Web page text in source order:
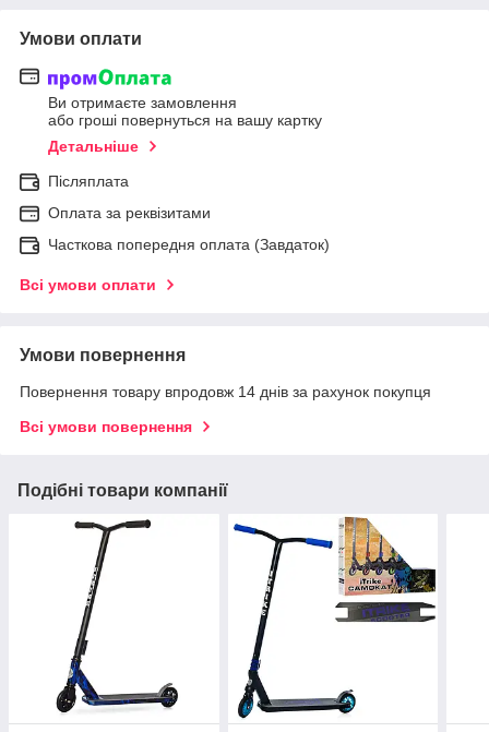
Умови оплати
Ви отримаєте замовлення
або гроші повернуться на вашу картку
Детальніше
Післяплата
Оплата за реквізитами
Часткова попередня оплата (Завдаток)
Всі умови оплати
Умови повернення
Повернення товару впродовж 14 днів за рахунок покупця
Всі умови повернення
Подібні товари компанії